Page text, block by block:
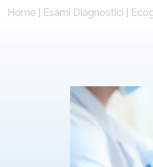
Home Esami Diagnostici